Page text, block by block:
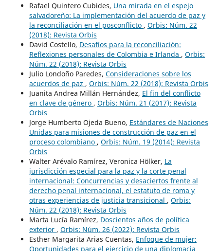
Rafael Quintero Cubides, Una mirada en el espejo
salvadoreño: La implementación del acuerdo de paz y
la reconciliación en el posconflicto , Orbis: Núm. 22
(2018): Revista Orbis
David Costello, Desafíos para la reconciliación:
Reflexiones personales de Colombia e Irlanda , Orbis:
Núm. 22 (2018): Revista Orbis
Julio Londoño Paredes, Consideraciones sobre los
acuerdos de paz , Orbis: Núm. 22 (2018): Revista Orbis
Juanita Andrea Millán Hernández, El fin del conflicto
en clave de género , Orbis: Núm. 21 (2017): Revista
Orbis
Jorge Humberto Ojeda Bueno, Estándares de Naciones
Unidas para misiones de construcción de paz en el
proceso colombiano , Orbis: Núm. 19 (2014): Revista
Orbis
Walter Arévalo Ramírez, Veronica Hölker, La
jurisdicción especial para la paz y la corte penal
internacional: Concurrencias y desaciertos frente al
derecho penal internacional, el estatuto de roma y
otras experiencias de justicia transicional , Orbis:
Núm. 22 (2018): Revista Orbis
Marta Lucía Ramírez, Doscientos años de política
exterior , Orbis: Núm. 26 (2022): Revista Orbis
Esther Margarita Arias Cuentas, Enfoque de mujer:
Oportunidades para el ejercicio de una diplomacia